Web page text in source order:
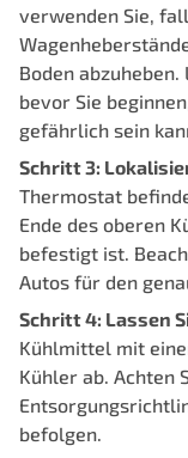
verwenden Sie,
Boden
bevor Sie
gefährlich sein
Schritt 3:
Thermostat
Ende des oberen
befestigt ist.
Autos für den
Schritt 4: Lassen
Kühlmittel mit
Kühler ab. Achten
befolgen.